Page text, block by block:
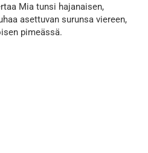
Mia tunsi hajanaisen,
asettuvan surunsa viereen,
pimeässä.